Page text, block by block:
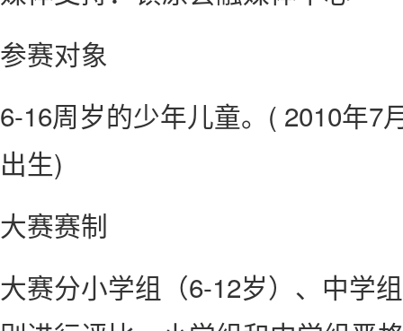
参赛对象
6-16周岁的少年儿童。( 2010年7
出生)
大赛赛制
大赛分小学组（6-12岁）、中学